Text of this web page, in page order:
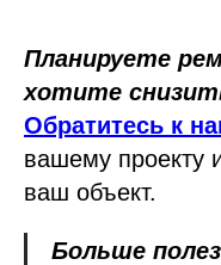
Планируете
хотите
Обратитесь к
вашему проекту
ваш объект.
Больше